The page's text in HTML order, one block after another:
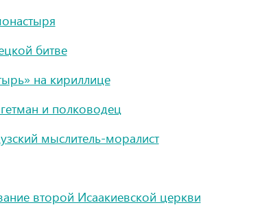
битве
на кириллице
и полководец
мыслитель-моралист
второй Исаакиевской церкви